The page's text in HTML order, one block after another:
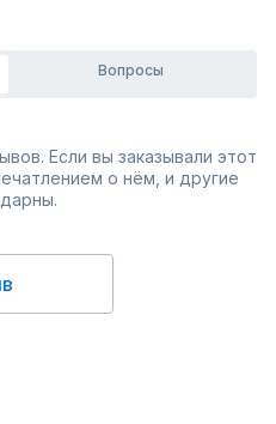
Вопросы
Если вы заказывали этот
о нём, и другие